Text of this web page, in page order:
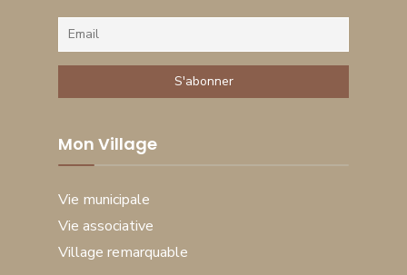
Mon Village
Vie municipale
Vie associative
Village remarquable